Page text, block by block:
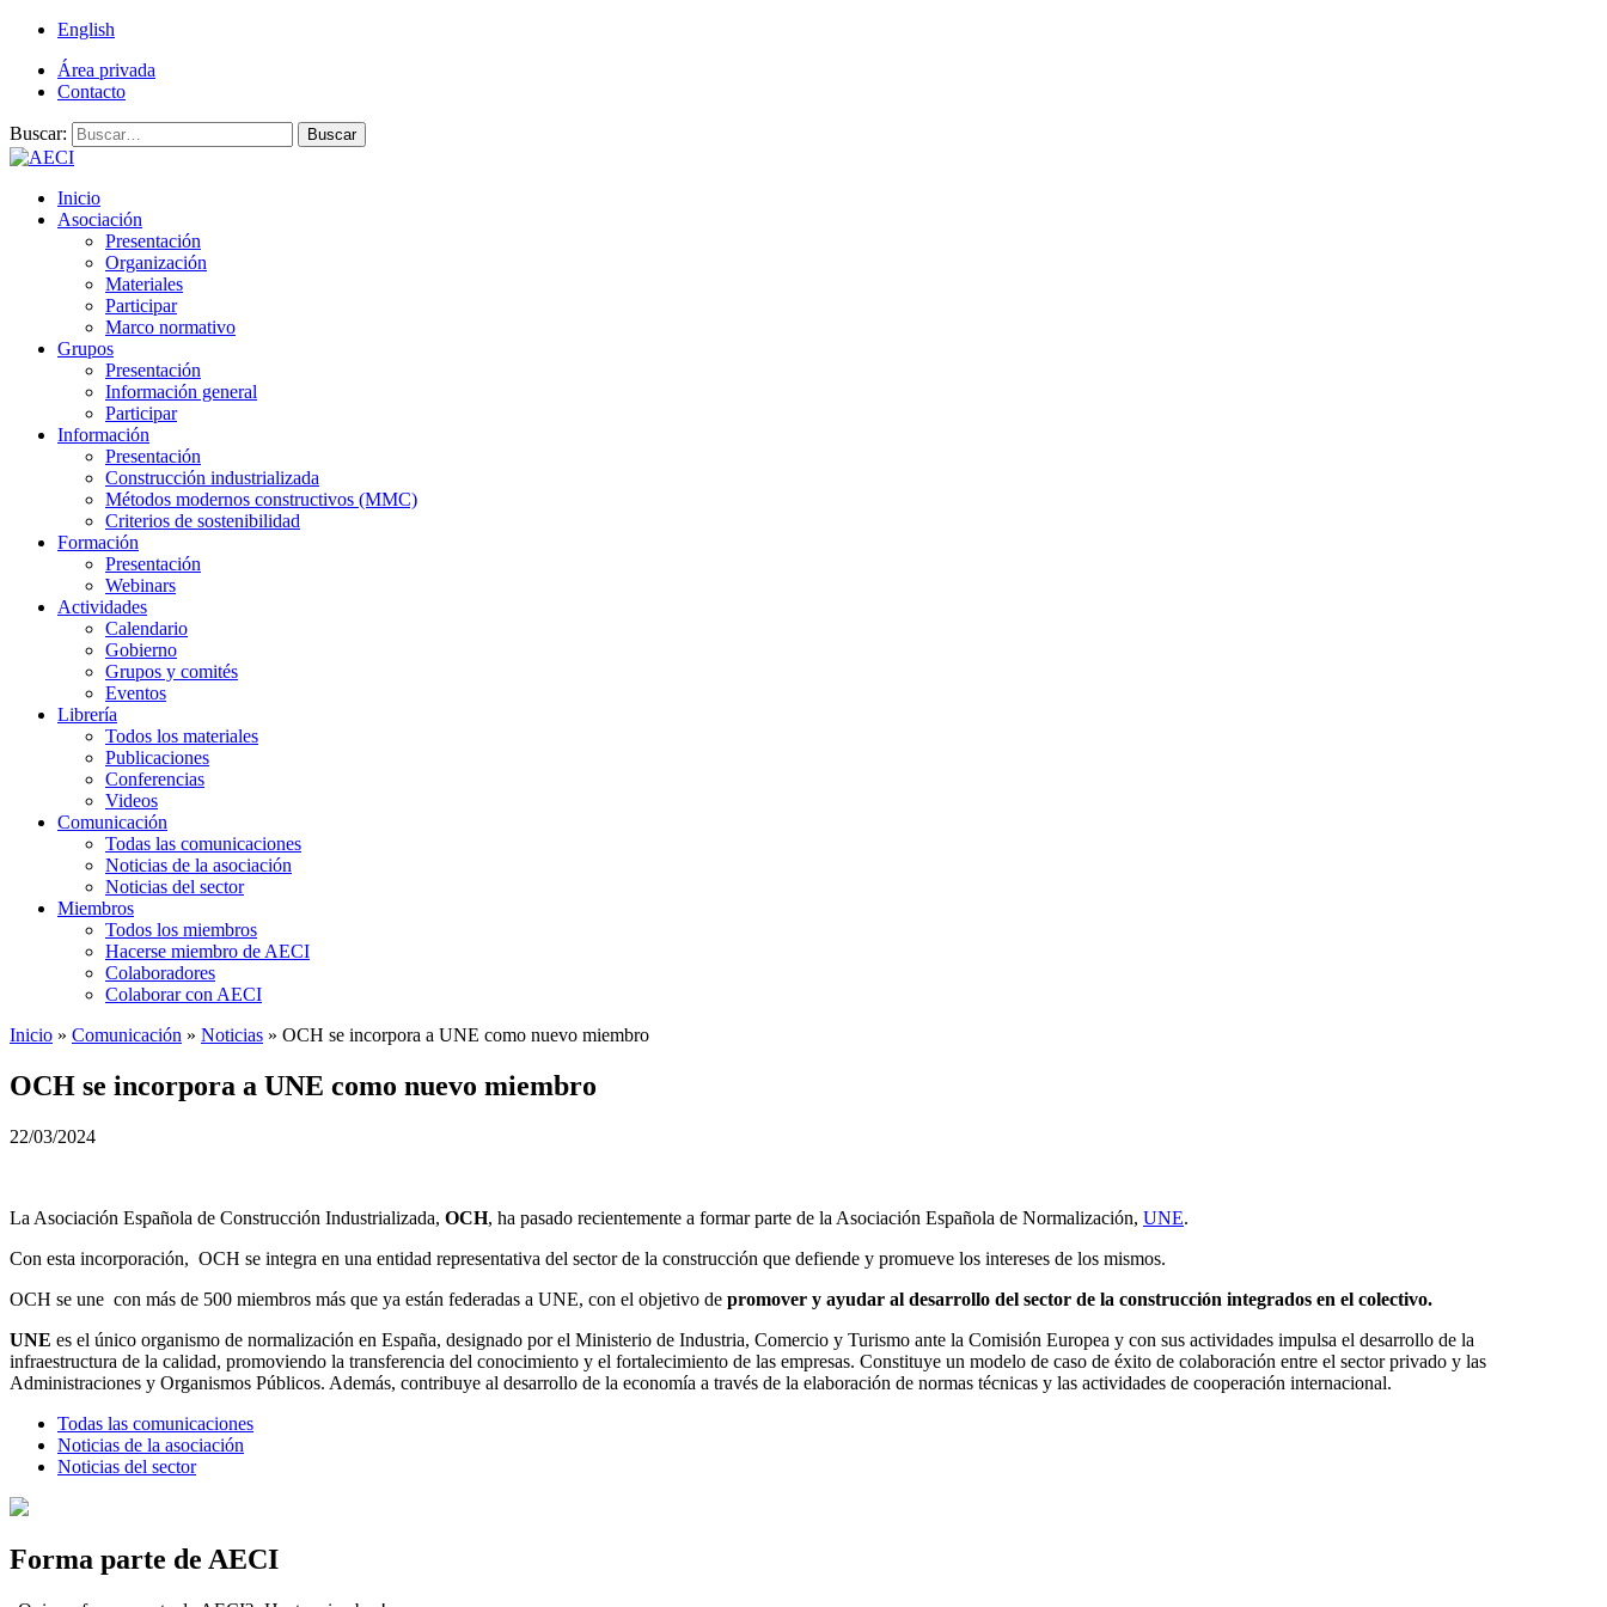
English
Área privada
Contacto
Buscar: Buscar
Inicio
Asociación
Presentación
Organización
Materiales
Participar
Marco normativo
Grupos
Presentación
Información general
Participar
Información
Presentación
Construcción industrializada
Métodos modernos constructivos (MMC)
Criterios de sostenibilidad
Formación
Presentación
Webinars
Actividades
Calendario
Gobierno
Grupos y comités
Eventos
Librería
Todos los materiales
Publicaciones
Conferencias
Videos
Comunicación
Todas las comunicaciones
Noticias de la asociación
Noticias del sector
Miembros
Todos los miembros
Hacerse miembro de AECI
Colaboradores
Colaborar con AECI
Inicio » Comunicación » Noticias » OCH se incorpora a UNE como nuevo miembro
OCH se incorpora a UNE como nuevo miembro
22/03/2024
La Asociación Española de Construcción Industrializada, OCH, ha pasado recientemente a formar parte de la Asociación Española de Normalización, UNE.
Con esta incorporación, OCH se integra en una entidad representativa del sector de la construcción que defiende y promueve los intereses de los mismos.
OCH se une con más de 500 miembros más que ya están federadas a UNE, con el objetivo de promover y ayudar al desarrollo del sector de la construcción integrados en el colectivo.
UNE es el único organismo de normalización en España, designado por el Ministerio de Industria, Comercio y Turismo ante la Comisión Europea y con sus actividades impulsa el desarrollo de la
infraestructura de la calidad, promoviendo la transferencia del conocimiento y el fortalecimiento de las empresas. Constituye un modelo de caso de éxito de colaboración entre el sector privado y las
Administraciones y Organismos Públicos. Además, contribuye al desarrollo de la economía a través de la elaboración de normas técnicas y las actividades de cooperación internacional.
Todas las comunicaciones
Noticias de la asociación
Noticias del sector
Forma parte de AECI